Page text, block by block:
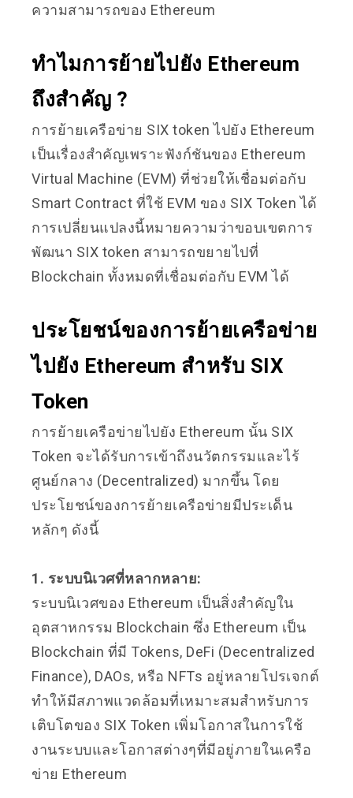
ความสามารถของ Ethereum
ทำไมการย้ายไปยัง Ethereum
ถึงสำคัญ ?
การย้ายเครือข่าย SIX token ไปยัง Ethereum
เป็นเรื่องสำคัญเพราะฟังก์ชันของ Ethereum
Virtual Machine (EVM) ที่ช่วยให้เชื่อมต่อกับ
Smart Contract ที่ใช้ EVM ของ SIX Token ได้
การเปลี่ยนแปลงนี้หมายความว่าขอบเขตการ
พัฒนา SIX token สามารถขยายไปที่
Blockchain ทั้งหมดที่เชื่อมต่อกับ EVM ได้
ประโยชน์ของการย้ายเครือข่าย
ไปยัง Ethereum สำหรับ SIX
Token
การย้ายเครือข่ายไปยัง Ethereum นั้น SIX
Token จะได้รับการเข้าถึงนวัตกรรมและไร้
ศูนย์กลาง (Decentralized) มากขึ้น โดย
ประโยชน์ของการย้ายเครือข่ายมีประเด็น
หลักๆ ดังนี้
1. ระบบนิเวศที่หลากหลาย:
ระบบนิเวศของ Ethereum เป็นสิ่งสำคัญใน
อุตสาหกรรม Blockchain ซึ่ง Ethereum เป็น
Blockchain ที่มี Tokens, DeFi (Decentralized
Finance), DAOs, หรือ NFTs อยู่หลายโปรเจกต์
ทำให้มีสภาพแวดล้อมที่เหมาะสมสำหรับการ
เติบโตของ SIX Token เพิ่มโอกาสในการใช้
งานระบบและโอกาสต่างๆที่มีอยู่ภายในเครือ
ข่าย Ethereum